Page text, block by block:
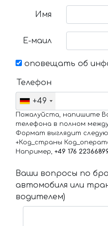
Имя
Е-маил
оповещать об
Телефон
+49
Пожалуйста, напишите
телефона в полном
Формат выглядит
+Код_страны
Например, +49 176
Ваши вопросы по
автомобиля или
водителем)